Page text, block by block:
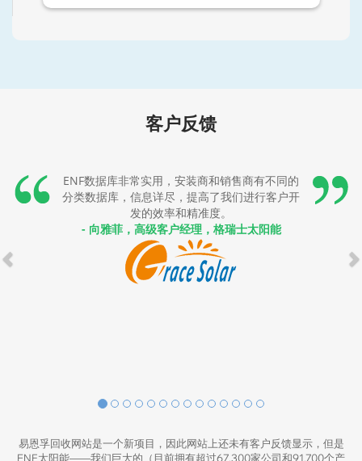
客户反馈
ENF数据库非常实用，安装商和销售商有不同的
分类数据库，信息详尽，提高了我们进行客户开
发的效率和精准度。
- 向雅菲，高级客户经理，格瑞士太阳能
易恩孚回收网站是一个新项目，因此网站上还未有客户反馈显示，但是
ENF太阳能——我们巨大的（目前拥有超过67,300家公司和91,700个产